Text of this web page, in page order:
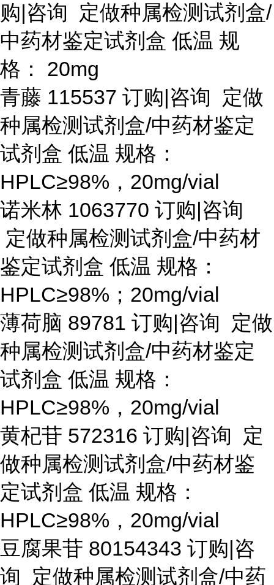
购|咨询 定做种属检测试剂盒/
中药材鉴定试剂盒 低温 规
格： 20mg
青藤 115537 订购|咨询 定做
种属检测试剂盒/中药材鉴定
试剂盒 低温 规格：
HPLC≥98%，20mg/vial
诺米林 1063770 订购|咨询
定做种属检测试剂盒/中药材
鉴定试剂盒 低温 规格：
HPLC≥98%；20mg/vial
薄荷脑 89781 订购|咨询 定做
种属检测试剂盒/中药材鉴定
试剂盒 低温 规格：
HPLC≥98%，20mg/vial
黄杞苷 572316 订购|咨询 定
做种属检测试剂盒/中药材鉴
定试剂盒 低温 规格：
HPLC≥98%，20mg/vial
豆腐果苷 80154343 订购|咨
询 定做种属检测试剂盒/中药